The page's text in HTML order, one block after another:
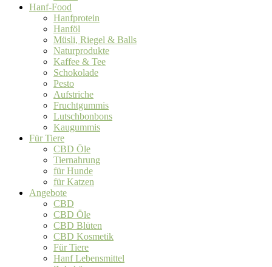
Hanf-Food
Hanfprotein
Hanföl
Müsli, Riegel & Balls
Naturprodukte
Kaffee & Tee
Schokolade
Pesto
Aufstriche
Fruchtgummis
Lutschbonbons
Kaugummis
Für Tiere
CBD Öle
Tiernahrung
für Hunde
für Katzen
Angebote
CBD
CBD Öle
CBD Blüten
CBD Kosmetik
Für Tiere
Hanf Lebensmittel